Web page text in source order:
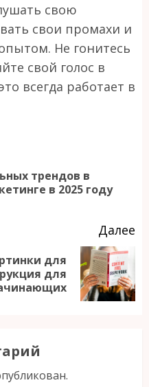
свою
свои промахи и
Не гонитесь
свой голос в
всегда работает в
трендов в
в 2025 году
Далее
для
для